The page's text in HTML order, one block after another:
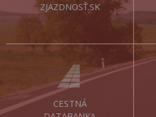
ZJAZDNOSŤ.SK
CESTNÁ